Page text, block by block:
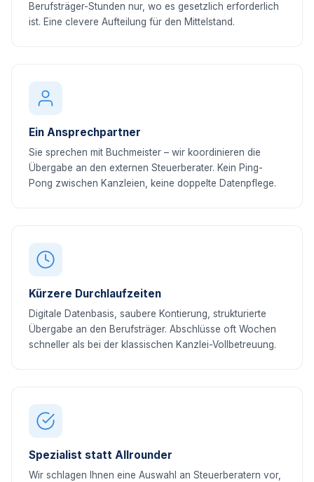
Berufsträger-Stunden nur, wo es gesetzlich erforderlich
ist. Eine clevere Aufteilung für den Mittelstand.
Ein Ansprechpartner
Sie sprechen mit Buchmeister – wir koordinieren die
Übergabe an den externen Steuerberater. Kein Ping-
Pong zwischen Kanzleien, keine doppelte Datenpflege.
Kürzere Durchlaufzeiten
Digitale Datenbasis, saubere Kontierung, strukturierte
Übergabe an den Berufsträger. Abschlüsse oft Wochen
schneller als bei der klassischen Kanzlei-Vollbetreuung.
Spezialist statt Allrounder
Wir schlagen Ihnen eine Auswahl an Steuerberatern vor,